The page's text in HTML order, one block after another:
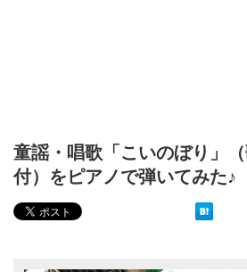
童謡・唱歌「こいのぼり」
付）をピアノで弾いてみた♪